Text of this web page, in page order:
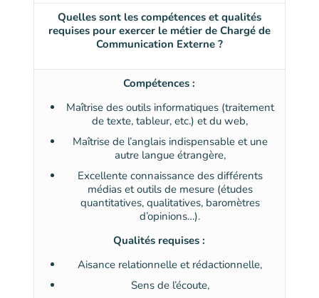
Quelles sont les compétences et qualités
requises pour exercer le métier de Chargé de
Communication Externe ?
Compétences :
Maîtrise des outils informatiques (traitement
de texte, tableur, etc.) et du web,
Maîtrise de l’anglais indispensable et une
autre langue étrangère,
Excellente connaissance des différents
médias et outils de mesure (études
quantitatives, qualitatives, baromètres
d’opinions…).
Qualités requises :
Aisance relationnelle et rédactionnelle,
Sens de l’écoute,